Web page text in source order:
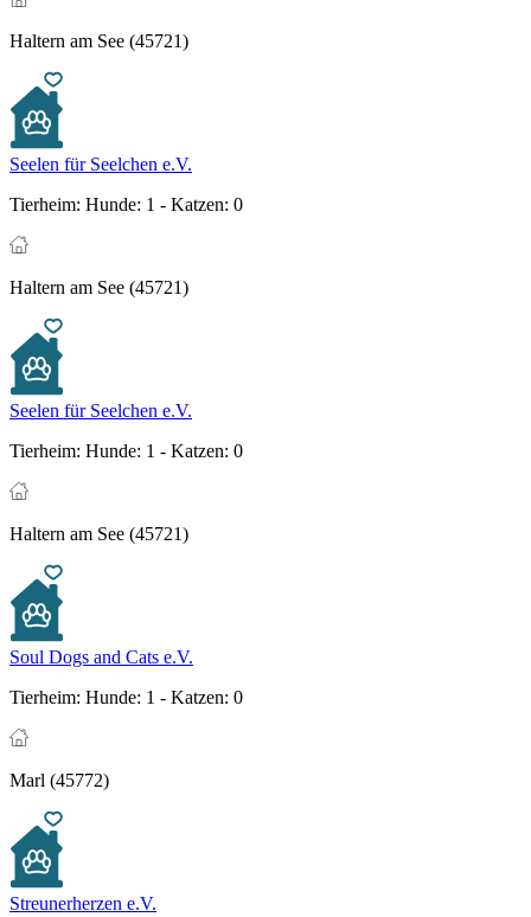
Haltern am See (45721)
Seelen für Seelchen e.V.
Tierheim: Hunde: 1 - Katzen: 0
Haltern am See (45721)
Seelen für Seelchen e.V.
Tierheim: Hunde: 1 - Katzen: 0
Haltern am See (45721)
Soul Dogs and Cats e.V.
Tierheim: Hunde: 1 - Katzen: 0
Marl (45772)
Streunerherzen e.V.